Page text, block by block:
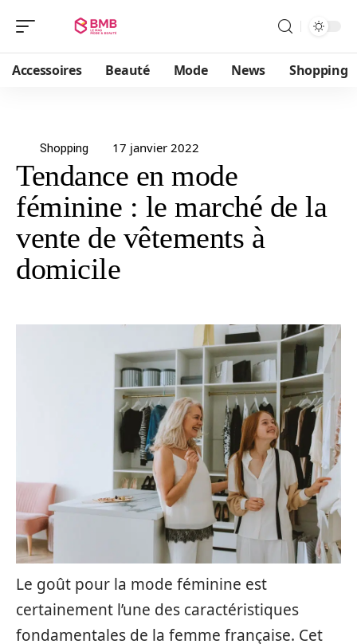
Accessoires Beauté Mode News Shopping
Shopping 17 janvier 2022
Tendance en mode
féminine : le marché de la
vente de vêtements à
domicile
Le goût pour la mode féminine est
certainement l’une des caractéristiques
fondamentales de la femme française. Cet